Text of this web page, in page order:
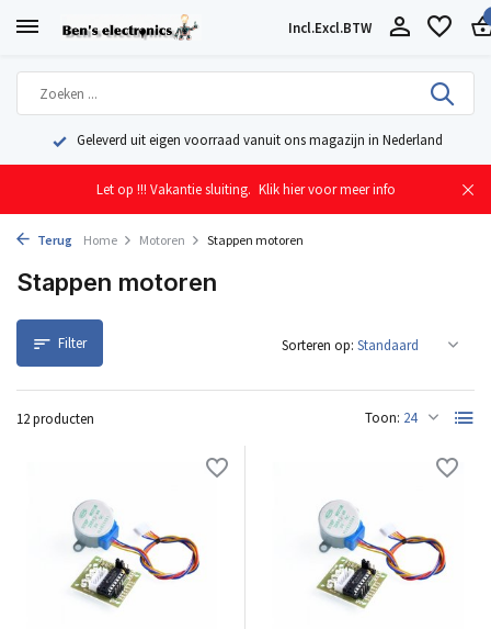
Incl.Excl.BTW
Geleverd uit eigen voorraad vanuit ons magazijn in Nederland
Let op !!! Vakantie sluiting. Klik hier voor meer info
Terug Home Motoren Stappen motoren
Stappen motoren
Filter
12 producten Toon:
Sorteren op: